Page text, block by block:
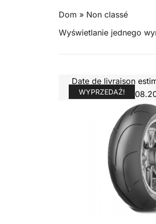
Dom » Non classé
Wyświetlanie jednego
Date de livraison
WYPRZEDAŻ!